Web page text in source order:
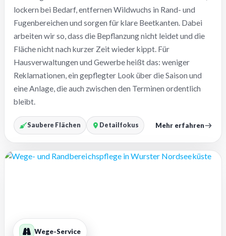
lockern bei Bedarf, entfernen Wildwuchs in Rand- und
Fugenbereichen und sorgen für klare Beetkanten. Dabei
arbeiten wir so, dass die Bepflanzung nicht leidet und die
Fläche nicht nach kurzer Zeit wieder kippt. Für
Hausverwaltungen und Gewerbe heißt das: weniger
Reklamationen, ein gepflegter Look über die Saison und
eine Anlage, die auch zwischen den Terminen ordentlich
bleibt.
Saubere Flächen Detailfokus Mehr erfahren
Wege-Service